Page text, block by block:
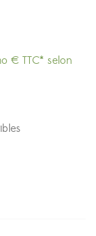
€ TTC* selon